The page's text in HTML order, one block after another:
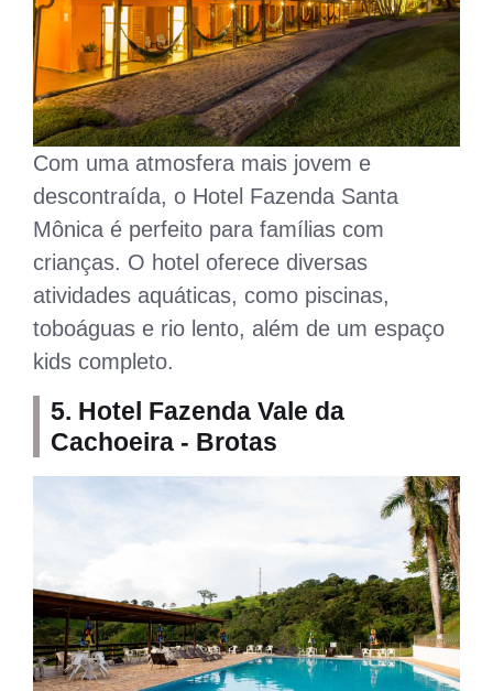
Com uma atmosfera mais jovem e
descontraída, o Hotel Fazenda Santa
Mônica é perfeito para famílias com
crianças. O hotel oferece diversas
atividades aquáticas, como piscinas,
toboáguas e rio lento, além de um espaço
kids completo.
5. Hotel Fazenda Vale da
Cachoeira - Brotas